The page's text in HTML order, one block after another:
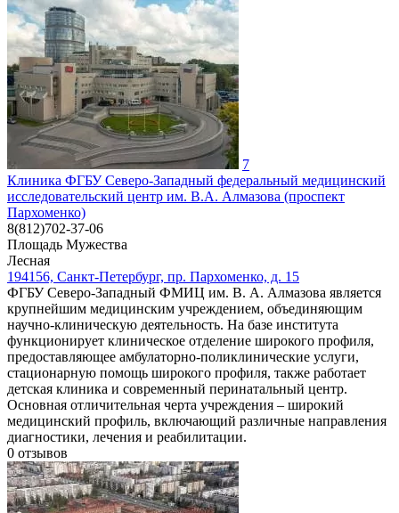
7
Клиника ФГБУ Северо-Западный федеральный медицинский
исследовательский центр им. В.А. Алмазова (проспект
Пархоменко)
8(812)702-37-06
Площадь Мужества
Лесная
194156, Санкт-Петербург, пр. Пархоменко, д. 15
ФГБУ Северо-Западный ФМИЦ им. В. А. Алмазова является
крупнейшим медицинским учреждением, объединяющим
научно-клиническую деятельность. На базе института
функционирует клиническое отделение широкого профиля,
предоставляющее амбулаторно-поликлинические услуги,
стационарную помощь широкого профиля, также работает
детская клиника и современный перинатальный центр.
Основная отличительная черта учреждения – широкий
медицинский профиль, включающий различные направления
диагностики, лечения и реабилитации.
0 отзывов